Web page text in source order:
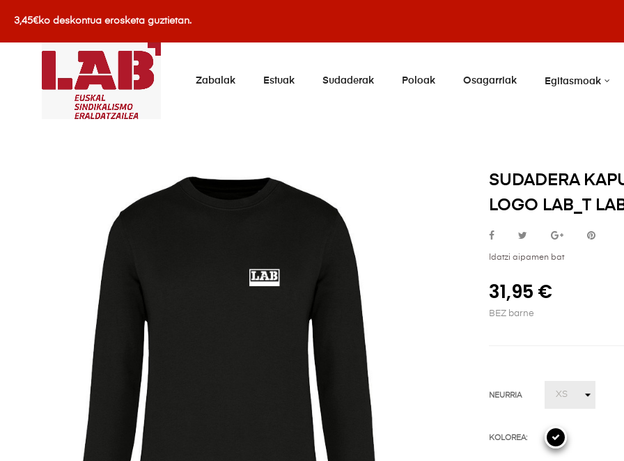
3,45€ko deskontua erosketa guztietan.
Zabalak Estuak Sudaderak Poloak Osagarriak Egitasmoak
SUDADERA
LOGO LAB_T
Idatzi aipamen bat
31,95 €
BEZ barne
NEURRIA
KOLOREA: